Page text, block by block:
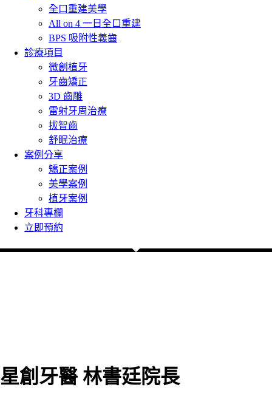
全口重建美學
All on 4 一日全口重建
BPS 吸附性義齒
診療項目
微創植牙
牙齒矯正
3D 齒雕
雷射牙周治療
拔智齒
舒眠治療
案例分享
矯正案例
美學案例
植牙案例
牙科專欄
立即預約
星創牙醫 林書廷院長